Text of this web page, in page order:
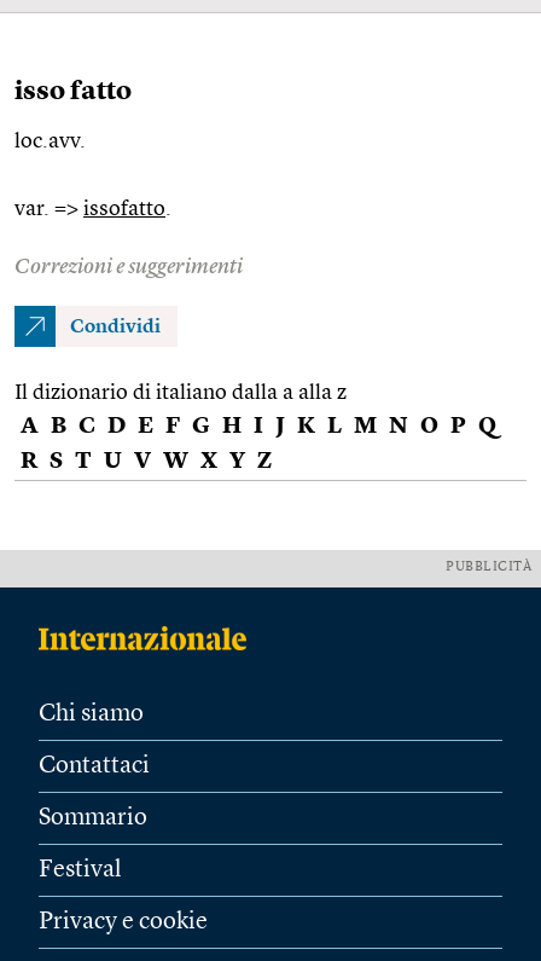
isso fatto
loc.avv.
var. => issofatto
Correzioni e suggerimenti
Condividi
Il dizionario di italiano dalla a alla z
A B C D E F G H I J K L M N O P Q
R S T U V W X Y Z
PUBBLICITÀ
Chi siamo
Contattaci
Sommario
Festival
Privacy e cookie